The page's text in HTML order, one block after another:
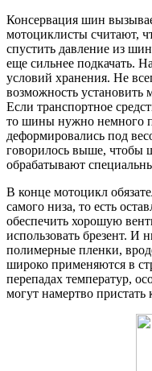
Консервация шин
мотоциклисты считают,
спустить давление из
еще сильнее подкачать.
условий хранения. Не
возможность установить
Если транспортное
то шины нужно немного
деформировались под
говорилось выше, чтобы
обрабатывают
В конце мотоцикл
самого низа, то есть
обеспечить хорошую
использовать брезент. И
полимерные пленки,
широко применяются в
перепадах температур,
могут намертво пристать